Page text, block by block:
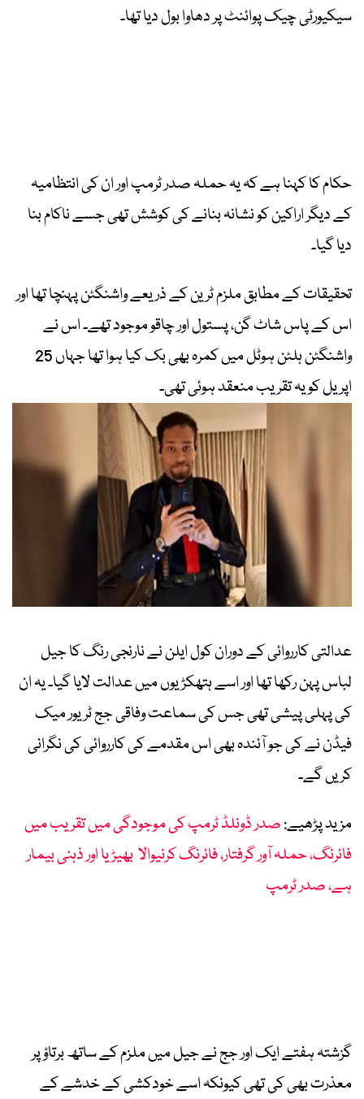
سیکیورٹی چیک پوائنٹ پر دھاوا بول دیا تھا۔
حکام کا کہنا ہے کہ یہ حملہ صدر ٹرمپ اور ان کی انتظامیہ
کے دیگر اراکین کو نشانہ بنانے کی کوشش تھی جسے ناکام بنا
دیا گیا۔
تحقیقات کے مطابق ملزم ٹرین کے ذریعے واشنگٹن پہنچا تھا اور
اس کے پاس شاٹ گن، پستول اور چاقو موجود تھے۔ اس نے
واشنگٹن ہلٹن ہوٹل میں کمرہ بھی بک کیا ہوا تھا جہاں 25
اپریل کو یہ تقریب منعقد ہوئی تھی۔
عدالتی کارروائی کے دوران کول ایلن نے نارنجی رنگ کا جیل
لباس پہن رکھا تھا اور اسے ہتھکڑیوں میں عدالت لایا گیا۔ یہ ان
کی پہلی پیشی تھی جس کی سماعت وفاقی جج ٹریور میک
فیڈن نے کی جو آئندہ بھی اس مقدمے کی کارروائی کی نگرانی
کریں گے۔
مزید پڑھیے:صدر ڈونلڈ ٹرمپ کی موجودگی میں تقریب میں
فائرنگ، حملہ آور گرفتار، فائرنگ کرنیوالا بھیڑیا اور ذہنی بیمار
ہے، صدر ٹرمپ
گزشتہ ہفتے ایک اور جج نے جیل میں ملزم کے ساتھ برتاؤ پر
معذرت بھی کی تھی کیونکہ اسے خودکشی کے خدشے کے